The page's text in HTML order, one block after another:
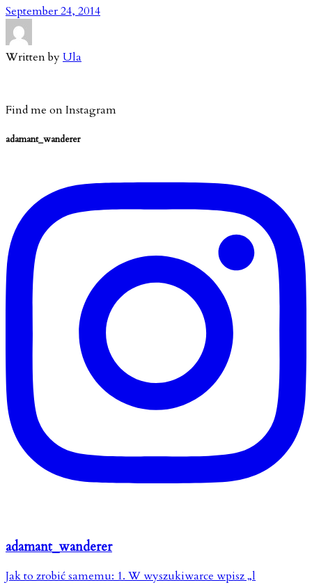
September 24, 2014
Written byUla
Find me on Instagram
adamant_wanderer
adamant_wanderer
Jak to zrobić samemu: 1. W wyszukiwarce wpisz „l